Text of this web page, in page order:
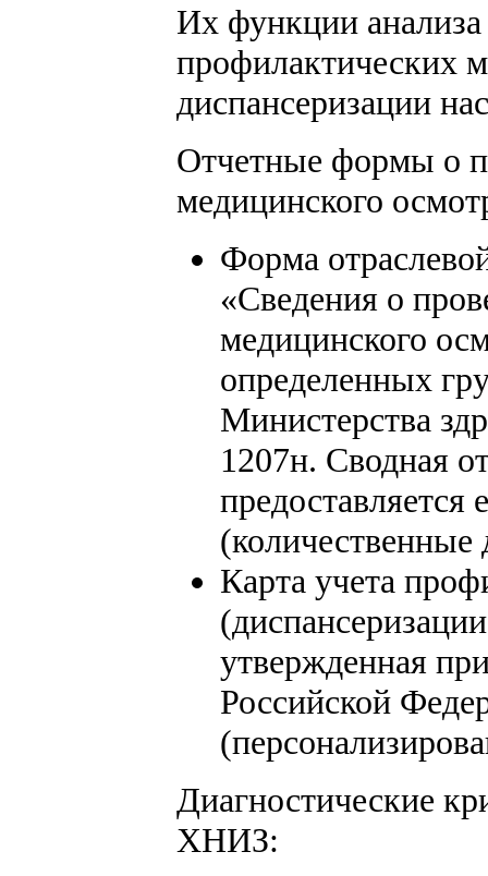
Их функции анализа
профилактических
диспансеризации
Отчетные формы о
медицинского
Форма
«Сведения о
медицинского
определенных
Министерства
1207н. Сводная
(количественные
Карта учета
утвержденная
Российской
Диагностические
ХНИЗ: